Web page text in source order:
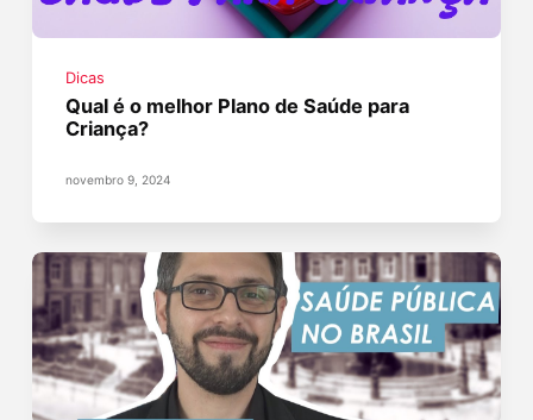
Dicas
Qual é o melhor Plano de Saúde para
Criança?
novembro 9, 2024